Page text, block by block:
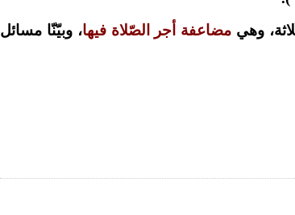
وهي مضاعفة أجر الصّلاة فيها، وبيّنّا مسائل